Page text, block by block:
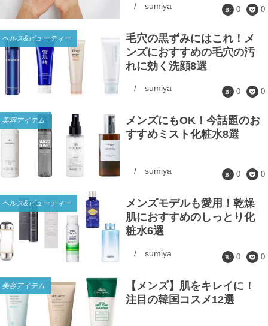
/ sumiya 0 0
ヘルス&ビューティー
毛穴の黒ずみにはこれ！メ
ンズにおすすめの毛穴の汚
れに効く洗顔8選
/ sumiya 0 0
美容アイテム
メンズにもOK！今話題のお
すすめミスト化粧水8選
/ sumiya 0 0
ヘルス&ビューティー
メンズモデルも愛用！乾燥
肌におすすめのしっとり化
粧水6選
/ sumiya 0 0
美容アイテム
【メンズ】肌をキレイに！
注目の韓国コスメ12選